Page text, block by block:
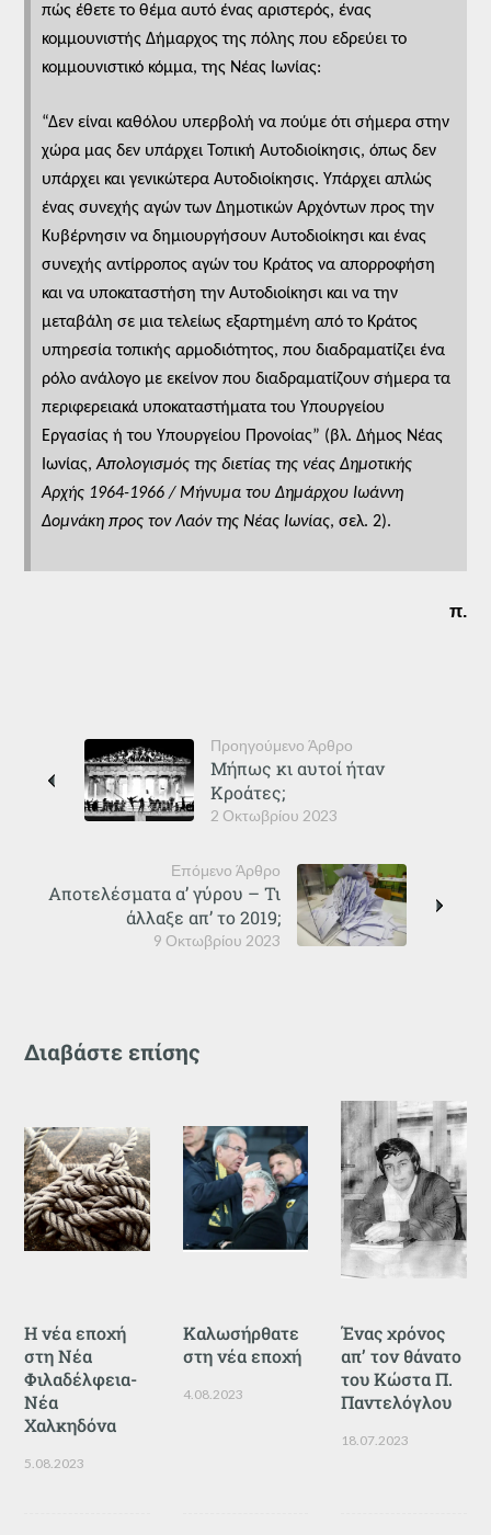
πώς έθετε το θέμα αυτό ένας αριστερός, ένας
κομμουνιστής Δήμαρχος της πόλης που εδρεύει το
κομμουνιστικό κόμμα, της Νέας Ιωνίας:
“Δεν είναι καθόλου υπερβολή να πούμε ότι σήμερα στην
χώρα μας δεν υπάρχει Τοπική Αυτοδιοίκησις, όπως δεν
υπάρχει και γενικώτερα Αυτοδιοίκησις. Υπάρχει απλώς
ένας συνεχής αγών των Δημοτικών Αρχόντων προς την
Κυβέρνησιν να δημιουργήσουν Αυτοδιοίκησι και ένας
συνεχής αντίρροπος αγών του Κράτος να απορροφήση
και να υποκαταστήση την Αυτοδιοίκησι και να την
μεταβάλη σε μια τελείως εξαρτημένη από το Κράτος
υπηρεσία τοπικής αρμοδιότητος, που διαδραματίζει ένα
ρόλο ανάλογο με εκείνον που διαδραματίζουν σήμερα τα
περιφερειακά υποκαταστήματα του Υπουργείου
Εργασίας ή του Υπουργείου Προνοίας” (βλ. Δήμος Νέας
Ιωνίας,Απολογισμός της διετίας της νέας Δημοτικής
Αρχής 1964-1966 / Μήνυμα του Δημάρχου Ιωάννη
Δομνάκη προς τον Λαόν της Νέας Ιωνίας, σελ. 2).
π.
Προηγούμενο Άρθρο
2 Οκτωβρίου 2023
Μήπως κι αυτοί ήταν
Κροάτες;
Επόμενο Άρθρο
9 Οκτωβρίου 2023
Αποτελέσματα α’ γύρου – Τι
άλλαξε απ’ το 2019;
Διαβάστε επίσης
Η νέα εποχή
στη Νέα
Φιλαδέλφεια-
Νέα
Χαλκηδόνα
5.08.2023
Καλωσήρθατε
στη νέα εποχή
4.08.2023
Ένας χρόνος
απ’ τον θάνατο
του Κώστα Π.
Παντελόγλου
18.07.2023